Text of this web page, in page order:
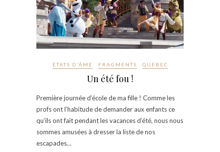
ÉTATS D'ÂME FRAGMENTS QUÉBEC
Un été fou !
Première journée d’école de ma fille ! Comme les
profs ont l’habitude de demander aux enfants ce
qu’ils ont fait pendant les vacances d’été, nous nous
sommes amusées à dresser la liste de nos
escapades…